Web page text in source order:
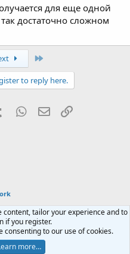
для еще одной
достаточно сложном
to reply here.
Tumblr WhatsApp
Email
policy Help Home
S
S
2023 XenForo Ltd.
content, tailor your experience and to
if you register.
consenting to our use of cookies.
more…